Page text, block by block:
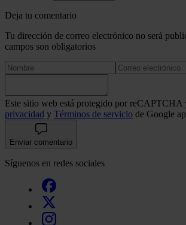
Deja tu comentario
Tu dirección de correo electrónico no será
campos son obligatorios
Este sitio web está protegido por reCAPTCHA
privacidad y Términos de servicio de Google
Enviar comentario
Síguenos en redes sociales